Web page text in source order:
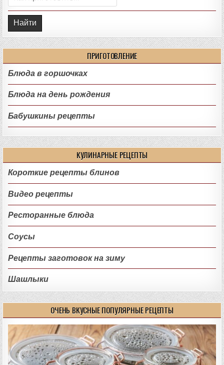
ПРИГОТОВЛЕНИЕ
Блюда в горшочках
Блюда на день рождения
Бабушкины рецепты
КУЛИНАРНЫЕ РЕЦЕПТЫ
Короткие рецепты блинов
Видео рецепты
Ресторанные блюда
Соусы
Рецепты заготовок на зиму
Шашлыки
ОЧЕНЬ ВКУСНЫЕ ПОПУЛЯРНЫЕ РЕЦЕПТЫ